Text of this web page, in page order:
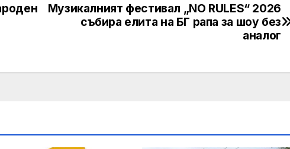
Музикалният фестивал „NO RULES“ 2026
събира елита на БГ рапа за шоу без
аналог